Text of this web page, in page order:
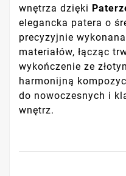
wnętrza dzięki
elegancka patera o
precyzyjnie
materiałów, łącząc
wykończenie ze
harmonijną
do nowoczesnych i
wnętrz.